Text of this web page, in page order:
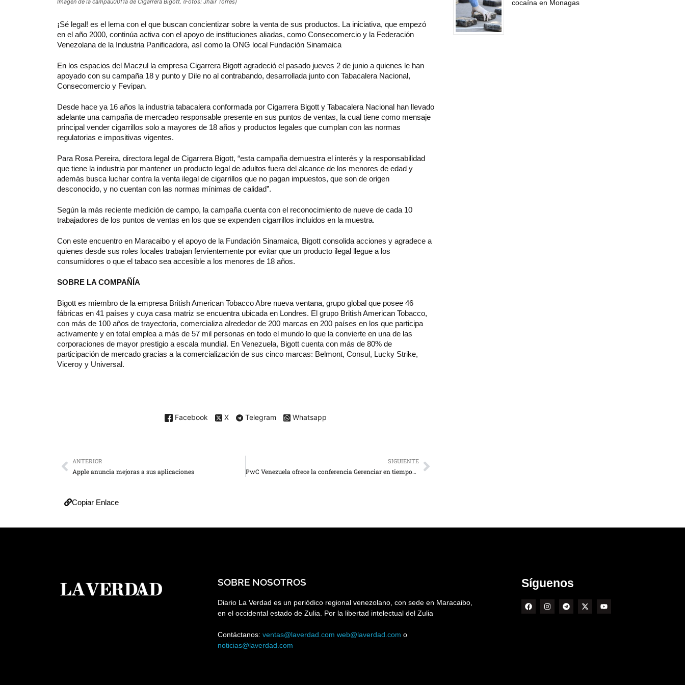
Imagen de la campau00f1a de Cigarrera Bigott. (Fotos: Jhair Torres)
¡Sé legal! es el lema con el que buscan concientizar sobre la venta de sus productos. La iniciativa, que empezó
en el año 2000, continúa activa con el apoyo de instituciones aliadas, como Consecomercio y la Federación
Venezolana de la Industria Panificadora, así como la ONG local Fundación Sinamaica
En los espacios del Maczul la empresa Cigarrera Bigott agradeció el pasado jueves 2 de junio a quienes le han
apoyado con su campaña 18 y punto y Dile no al contrabando, desarrollada junto con Tabacalera Nacional,
Consecomercio y Fevipan.
Desde hace ya 16 años la industria tabacalera conformada por Cigarrera Bigott y Tabacalera Nacional han llevado
adelante una campaña de mercadeo responsable presente en sus puntos de ventas, la cual tiene como mensaje
principal vender cigarrillos solo a mayores de 18 años y productos legales que cumplan con las normas
regulatorias e impositivas vigentes.
Para Rosa Pereira, directora legal de Cigarrera Bigott, “esta campaña demuestra el interés y la responsabilidad
que tiene la industria por mantener un producto legal de adultos fuera del alcance de los menores de edad y
además busca luchar contra la venta ilegal de cigarrillos que no pagan impuestos, que son de origen
desconocido, y no cuentan con las normas mínimas de calidad”.
Según la más reciente medición de campo, la campaña cuenta con el reconocimiento de nueve de cada 10
trabajadores de los puntos de ventas en los que se expenden cigarrillos incluidos en la muestra.
Con este encuentro en Maracaibo y el apoyo de la Fundación Sinamaica, Bigott consolida acciones y agradece a
quienes desde sus roles locales trabajan fervientemente por evitar que un producto ilegal llegue a los
consumidores o que el tabaco sea accesible a los menores de 18 años.
SOBRE LA COMPAÑÍA
Bigott es miembro de la empresa British American Tobacco Abre nueva ventana, grupo global que posee 46
fábricas en 41 países y cuya casa matriz se encuentra ubicada en Londres. El grupo British American Tobacco,
con más de 100 años de trayectoria, comercializa alrededor de 200 marcas en 200 países en los que participa
activamente y en total emplea a más de 57 mil personas en todo el mundo lo que la convierte en una de las
corporaciones de mayor prestigio a escala mundial. En Venezuela, Bigott cuenta con más de 80% de
participación de mercado gracias a la comercialización de sus cinco marcas: Belmont, Consul, Lucky Strike,
Viceroy y Universal.
Facebook X Telegram Whatsapp
cocaína en Monagas
ANTERIOR
Apple anuncia mejoras a sus aplicaciones
SIGUIENTE
PwC Venezuela ofrece la conferencia Gerenciar en tiempos de incertidumbre
Copiar Enlace
SOBRE NOSOTROS
Diario La Verdad es un periódico regional venezolano, con sede en Maracaibo,
en el occidental estado de Zulia. Por la libertad intelectual del Zulia
Contáctanos: ventas@laverdad.com web@laverdad.com o
noticias@laverdad.com
Síguenos